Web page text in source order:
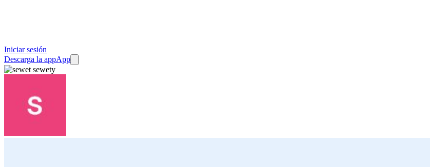
Iniciar sesión
Descarga la appApp